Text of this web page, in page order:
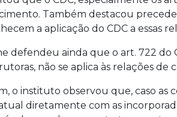
Também destacou
a aplicação do CDC a essas
defendeu ainda que o art. 722 do
não se aplica às relações de
o instituto observou que, caso as
diretamente com as